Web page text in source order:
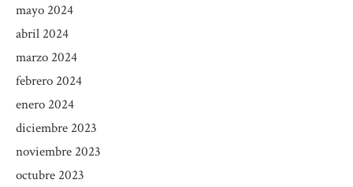
mayo 2024
abril 2024
marzo 2024
febrero 2024
enero 2024
diciembre 2023
noviembre 2023
octubre 2023